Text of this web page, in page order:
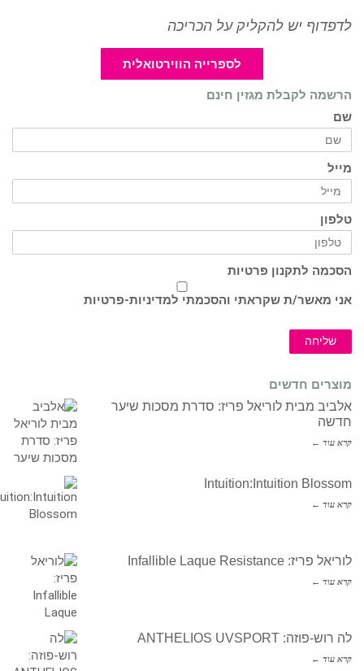
לדפדוף יש להקליק על הכריכה
לספרייה הווירטואלית
הרשמה לקבלת מגזין חינם
שם
מייל
טלפון
הסכמה לתקנון פרטיות
אני מאשר/ת שקראתי והסכמתי למדיניות-פרטיות
שליחה
מוצרים חדשים
אלביב מבית לוריאל פריז: סדרת מסכות שיער
חדשה
קרא עוד ←
Intuition:Intuition Blossom
קרא עוד ←
לוריאל פריז: Infallible Laque Resistance
קרא עוד ←
לה רוש-פוזה: ANTHELIOS UVSPORT
קרא עוד ←